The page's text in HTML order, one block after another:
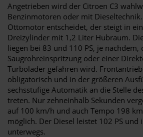
Angetrieben wird der Citroen C3
Benzinmotoren oder mit
Ottomotor entscheidet, der steigt in
Dreizylinder mit 1,2 Liter Hubraum.
liegen bei 83 und 110 PS, je
Saugrohreinspritzung oder einer
Turbolader gefahren wird.
obligatorisch und in der größeren
sechsstufige Automatik an die Stelle
treten. Nur zehneinhalb Sekunden
auf 100 km/h und auch Tempo 198
möglich. Der Diesel leistet 102 PS und
unterwegs.